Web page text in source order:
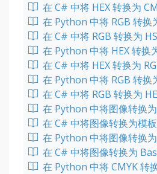
在 C# 中将 HEX 转换为
在 Python 中将 RGB 转换
在 C# 中将 RGB 转换为
在 Python 中将 HEX 转换
在 C# 中将 HEX 转换为
在 Python 中将 RGB 转换
在 C# 中将 RGB 转换为
在 Python 中将图像转换
在 C# 中将图像转换为模板
在 Python 中将图像转换
在 C# 中将图像转换为
在 Python 中将 CMYK 转